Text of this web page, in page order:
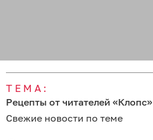
ТЕМА:
Рецепты от читателей «Клопс»
Свежие новости по теме